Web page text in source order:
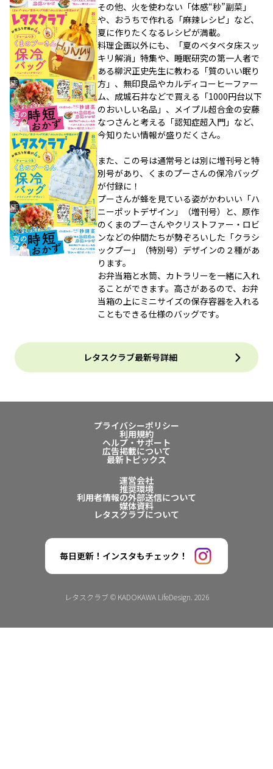
その他、火を使わない「体感“秒”副菜」
や、おうちで作れる「麻辣レシピ」など、
夏に作りたくなるレシピが満載。
料理企画以外にも、「夏のベタベタ床スッ
キリ解消」特集や、睡眠研究の第一人者で
ある柳沢正史先生に教わる「質のいい眠り
方」、無印良品やカルディコーヒーファー
ム、成城石井などで買える「1000円台以下
のおいしい名品」、メイプル超合金の安藤
なつさんと考える「認知症超入門」など、
今知りたい情報が盛りだくさん。
また、この号は通常号とは別に増刊号と特
別号があり、くまのプーさんの保冷バッグ
が付録に！
プーさんが蜂を見ている姿がかわいい「ハ
ニーポットデザイン」（増刊号）と、原作
のくまのプーさんやクリストファー・ロビ
ンなどの仲間たちが勢ぞろいした「クラシ
ックプー」（特別号）デザインの２種があ
ります。
お弁当箱と水筒、カトラリーを一緒に入れ
ることができます。高さがあるので、お弁
当箱の上にミニサイズの保存容器を入れる
こともできる仕様のバッグです。
レタスクラブ最新号詳細
プライバシーポリシー
利用規約
ヘルプ・サポート
広告掲載について
最新トピックス
運営会社
推奨環境
利用者情報の外部送信について
媒体資料
レタスクラブについて
毎日更新！インスタもチェック！
レタスクラブ © KADOKAWA LifeDesign. 2026